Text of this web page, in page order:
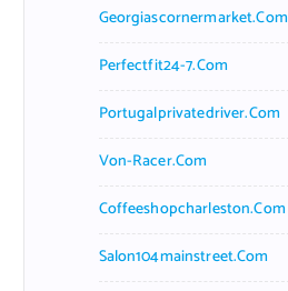
Georgiascornermarket.com
Perfectfit24-7.com
Portugalprivatedriver.com
Von-Racer.com
Coffeeshopcharleston.com
Salon104mainstreet.com